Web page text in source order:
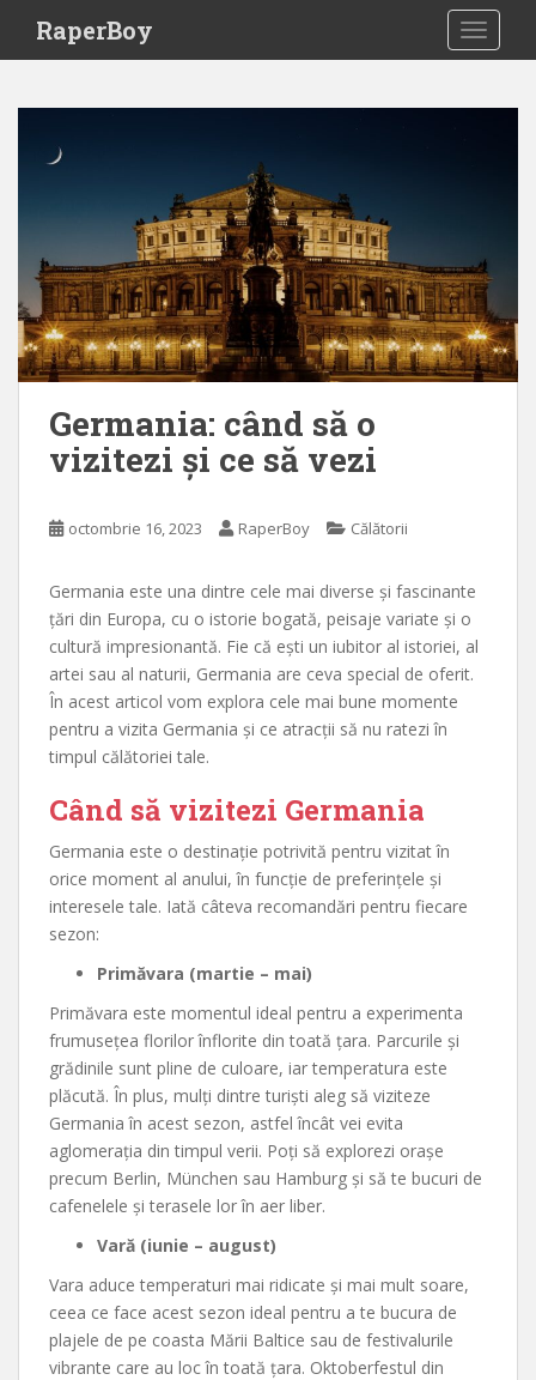
i
RaperBoy
Germania: când să o
vizitezi și ce să vezi
octombrie 16, 2023 RaperBoy Călătorii
Germania este una dintre cele mai diverse și fascinante
țări din Europa, cu o istorie bogată, peisaje variate și o
cultură impresionantă. Fie că ești un iubitor al istoriei, al
artei sau al naturii, Germania are ceva special de oferit.
În acest articol vom explora cele mai bune momente
pentru a vizita Germania și ce atracții să nu ratezi în
timpul călătoriei tale.
Când să vizitezi Germania
Germania este o destinație potrivită pentru vizitat în
orice moment al anului, în funcție de preferințele și
interesele tale. Iată câteva recomandări pentru fiecare
sezon:
Primăvara (martie – mai)
Primăvara este momentul ideal pentru a experimenta
frumusețea florilor înflorite din toată țara. Parcurile și
grădinile sunt pline de culoare, iar temperatura este
plăcută. În plus, mulți dintre turiști aleg să viziteze
Germania în acest sezon, astfel încât vei evita
aglomerația din timpul verii. Poți să explorezi orașe
precum Berlin, München sau Hamburg și să te bucuri de
cafenelele și terasele lor în aer liber.
Vară (iunie – august)
Vara aduce temperaturi mai ridicate și mai mult soare,
ceea ce face acest sezon ideal pentru a te bucura de
plajele de pe coasta Mării Baltice sau de festivalurile
vibrante care au loc în toată țara. Oktoberfestul din